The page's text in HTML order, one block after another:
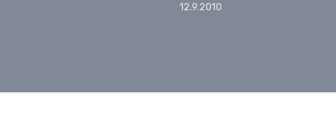
12.9.2010